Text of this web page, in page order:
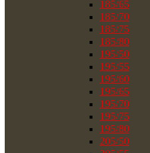
185/65
185/70
185/75
185/80
195/50
195/55
195/60
195/65
195/70
195/75
195/80
205/50